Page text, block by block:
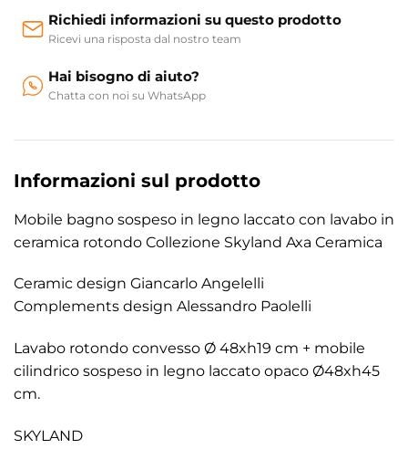
Richiedi informazioni su questo prodotto
Ricevi una risposta dal nostro team
Hai bisogno di aiuto?
Chatta con noi su WhatsApp
Informazioni sul prodotto
Mobile bagno sospeso in legno laccato con lavabo in
ceramica rotondo Collezione Skyland Axa Ceramica
Ceramic design Giancarlo Angelelli
Complements design Alessandro Paolelli
Lavabo rotondo convesso Ø 48xh19 cm + mobile
cilindrico sospeso in legno laccato opaco Ø48xh45
cm.
SKYLAND